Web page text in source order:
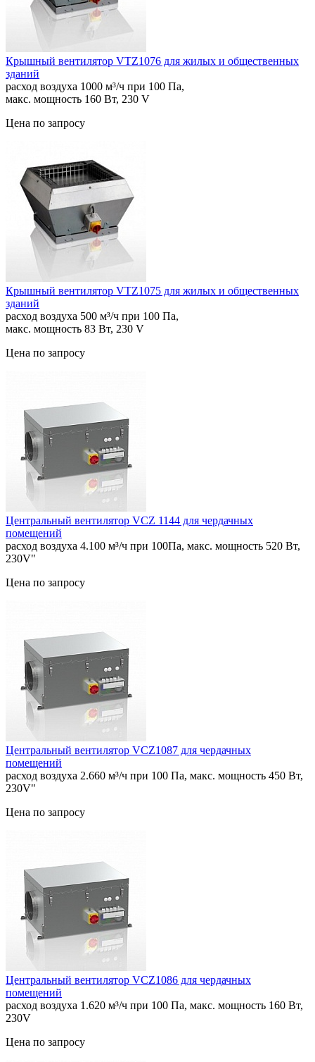
Крышный вентилятор VTZ1076 для жилых и общественных
зданий
расход воздуха 1000 м³/ч при 100 Па,
макс. мощность 160 Вт, 230 V
Цена по запросу
Крышный вентилятор VTZ1075 для жилых и общественных
зданий
расход воздуха 500 м³/ч при 100 Па,
макс. мощность 83 Вт, 230 V
Цена по запросу
Центральный вентилятор VCZ 1144 для чердачных
помещений
расход воздуха 4.100 м³/ч при 100Па, макс. мощность 520 Вт,
230V"
Цена по запросу
Центральный вентилятор VСZ1087 для чердачных
помещений
расход воздуха 2.660 м³/ч при 100 Па, макс. мощность 450 Вт,
230V"
Цена по запросу
Центральный вентилятор VСZ1086 для чердачных
помещений
расход воздуха 1.620 м³/ч при 100 Па, макс. мощность 160 Вт,
230V
Цена по запросу